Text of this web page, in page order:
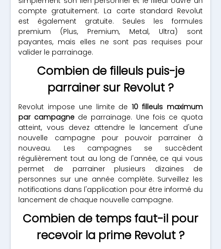
compte gratuitement. La carte standard Revolut
est également gratuite. Seules les formules
premium (Plus, Premium, Metal, Ultra) sont
payantes, mais elles ne sont pas requises pour
valider le parrainage.
Combien de filleuls puis-je
parrainer sur Revolut ?
Revolut impose une limite de10 filleuls maximum
par campagne de parrainage. Une fois ce quota
atteint, vous devez attendre le lancement d'une
nouvelle campagne pour pouvoir parrainer à
nouveau. Les campagnes se succèdent
régulièrement tout au long de l'année, ce qui vous
permet de parrainer plusieurs dizaines de
personnes sur une année complète. Surveillez les
notifications dans l'application pour être informé du
lancement de chaque nouvelle campagne.
Combien de temps faut-il pour
recevoir la prime Revolut ?